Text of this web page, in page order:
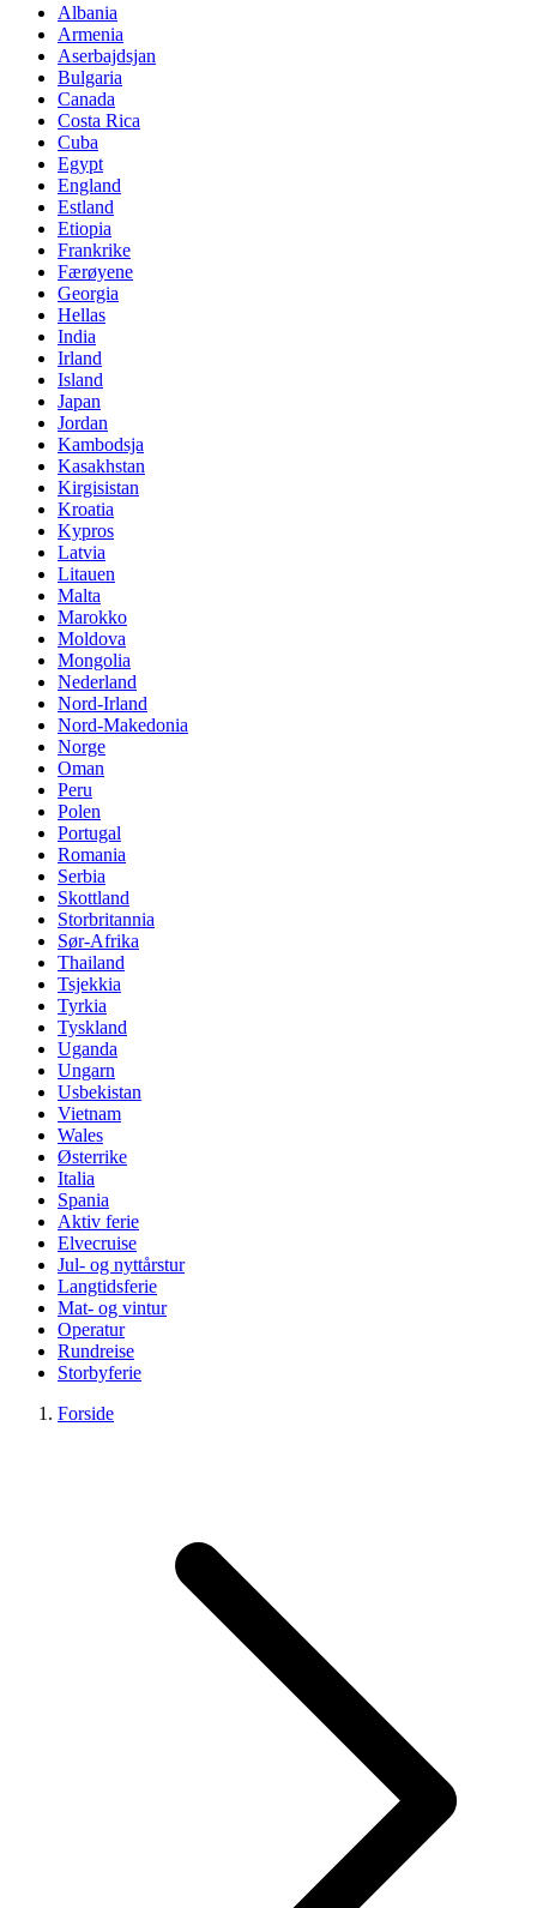
Albania
Armenia
Aserbajdsjan
Bulgaria
Canada
Costa Rica
Cuba
Egypt
England
Estland
Etiopia
Frankrike
Færøyene
Georgia
Hellas
India
Irland
Island
Japan
Jordan
Kambodsja
Kasakhstan
Kirgisistan
Kroatia
Kypros
Latvia
Litauen
Malta
Marokko
Moldova
Mongolia
Nederland
Nord-Irland
Nord-Makedonia
Norge
Oman
Peru
Polen
Portugal
Romania
Serbia
Skottland
Storbritannia
Sør-Afrika
Thailand
Tsjekkia
Tyrkia
Tyskland
Uganda
Ungarn
Usbekistan
Vietnam
Wales
Østerrike
Italia
Spania
Aktiv ferie
Elvecruise
Jul- og nyttårstur
Langtidsferie
Mat- og vintur
Operatur
Rundreise
Storbyferie
Forside